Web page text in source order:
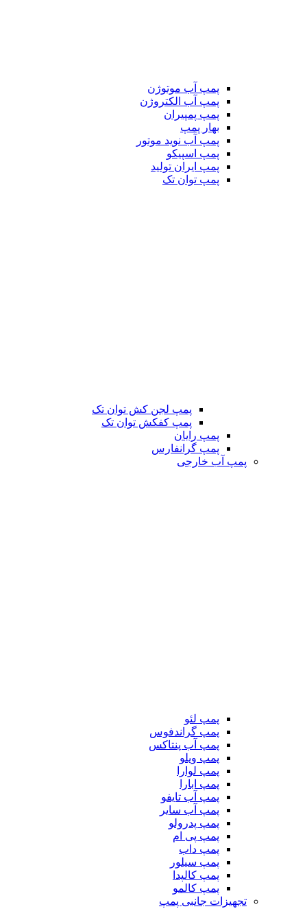
پمپ آب موتوژن
پمپ آب الکتروژن
پمپ پمپیران
بهار پمپ
پمپ آب نوید موتور
پمپ اسپیکو
پمپ ایران تولید
پمپ توان تک
پمپ لجن کش توان تک
پمپ کفکش توان تک
پمپ رایان
پمپ گرانفارس
پمپ آب خارجی
پمپ لئو
پمپ گراندفوس
پمپ آب پنتاکس
پمپ ویلو
پمپ لوارا
پمپ ابارا
پمپ آب تایفو
پمپ آب سایر
پمپ پدرولو
پمپ پی ام
پمپ داب
پمپ سیلور
پمپ کالپدا
پمپ کالمو
تجهیزات جانبی پمپ